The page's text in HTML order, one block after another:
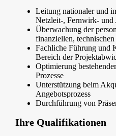
Leitung nationaler und
Netzleit-, Fernwirk- und
Überwachung der
finanziellen,
Fachliche Führung und
Bereich der
Optimierung
Prozesse
Unterstützung beim
Angebotsprozess
Durchführung von
Ihre Qualifikationen